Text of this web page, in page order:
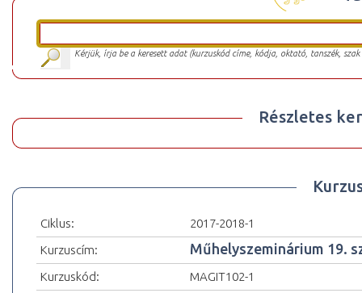
Kérjük, írja be a keresett adat (kurzuskód címe, kódja, oktató, tanszék,
Részletes
Ciklus:
2017-2018-1
Kurzuscím:
Műhelyszeminárium 19.
Kurzuskód:
MAGIT102-1